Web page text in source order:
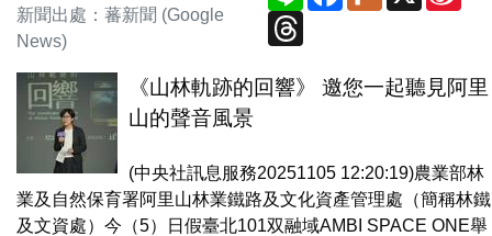
新聞出處：蕃新聞 (Google
News)
《山林軌跡的回響》 邀您一起聽見阿里
山的聲音風景
(中央社訊息服務20251105 12:20:19)農業部林
業及自然保育署阿里山林業鐵路及文化資產管理處（簡稱林鐵
及文資處）今（5）日假臺北101双融域AMBI SPACE ONE舉